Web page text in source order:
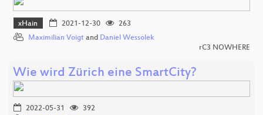
xHain 2021-12-30
263
Maximilian Voigt and Daniel Wessolek
rC3 NOWHERE
Wie wird Zürich eine SmartCity?
2022-05-31
392